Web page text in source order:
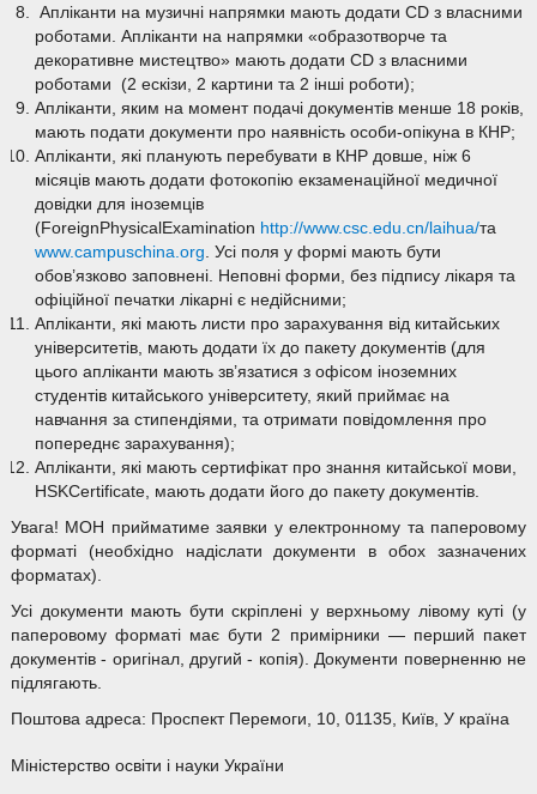
Апліканти на музичні напрямки мають додати CD з власними
роботами. Апліканти на напрямки «образотворче та
декоративне мистецтво» мають додати CD з власними
роботами (2 ескізи, 2 картини та 2 інші роботи);
Апліканти, яким на момент подачі документів менше 18 років,
мають подати документи про наявність особи-опікуна в КНР;
Апліканти, які планують перебувати в КНР довше, ніж 6
місяців мають додати фотокопію екзаменаційної медичної
довідки для іноземців
(ForeignPhysicalExamination http://www.csc.edu.cn/laihua/та
www.campuschina.org. Усі поля у формі мають бути
обов’язково заповнені. Неповні форми, без підпису лікаря та
офіційної печатки лікарні є недійсними;
Апліканти, які мають листи про зарахування від китайських
університетів, мають додати їх до пакету документів (для
цього апліканти мають зв’язатися з офісом іноземних
студентів китайського університету, який приймає на
навчання за стипендіями, та отримати повідомлення про
попереднє зарахування);
Апліканти, які мають сертифікат про знання китайської мови,
HSKCertificate, мають додати його до пакету документів.
Увага! МОН прийматиме заявки у електронному та паперовому
форматі (необхідно надіслати документи в обох зазначених
форматах).
Усі документи мають бути скріплені у верхньому лівому куті (у
паперовому форматі має бути 2 примірники — перший пакет
документів - оригінал, другий - копія). Документи поверненню не
підлягають.
Поштова адреса: Проспект Перемоги, 10, 01135, Київ, У країна
Міністерство освіти і науки України